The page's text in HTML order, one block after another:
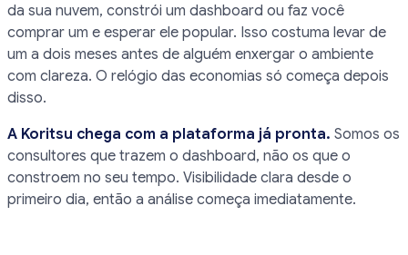
da sua nuvem, constrói um dashboard ou faz você
comprar um e esperar ele popular. Isso costuma levar de
um a dois meses antes de alguém enxergar o ambiente
com clareza. O relógio das economias só começa depois
disso.
A Koritsu chega com a plataforma já pronta. Somos os
consultores que trazem o dashboard, não os que o
constroem no seu tempo. Visibilidade clara desde o
primeiro dia, então a análise começa imediatamente.